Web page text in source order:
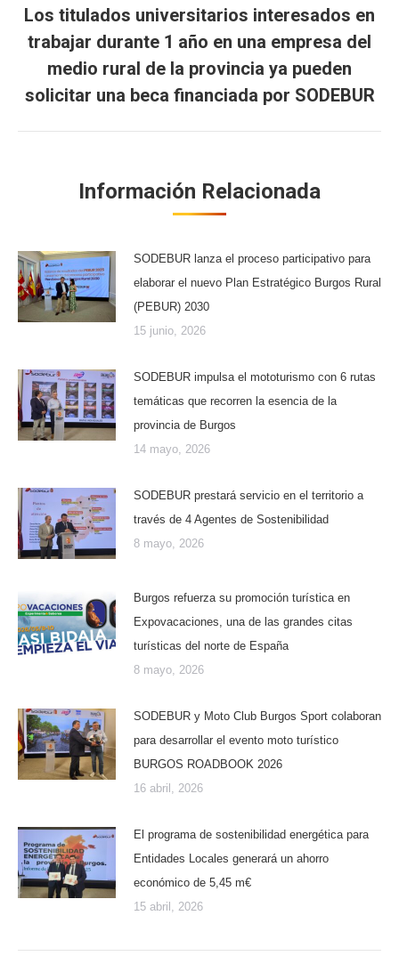
siguiente:
Los titulados universitarios interesados en
trabajar durante 1 año en una empresa del
medio rural de la provincia ya pueden
solicitar una beca financiada por SODEBUR
Información Relacionada
SODEBUR lanza el proceso participativo para
elaborar el nuevo Plan Estratégico Burgos Rural
(PEBUR) 2030
15 junio, 2026
SODEBUR impulsa el mototurismo con 6 rutas
temáticas que recorren la esencia de la
provincia de Burgos
14 mayo, 2026
SODEBUR prestará servicio en el territorio a
través de 4 Agentes de Sostenibilidad
8 mayo, 2026
Burgos refuerza su promoción turística en
Expovacaciones, una de las grandes citas
turísticas del norte de España
8 mayo, 2026
SODEBUR y Moto Club Burgos Sport colaboran
para desarrollar el evento moto turístico
BURGOS ROADBOOK 2026
16 abril, 2026
El programa de sostenibilidad energética para
Entidades Locales generará un ahorro
económico de 5,45 m€
15 abril, 2026